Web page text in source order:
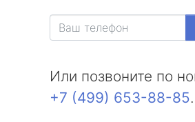
Или позвоните по
+7 (499) 653-88-85.